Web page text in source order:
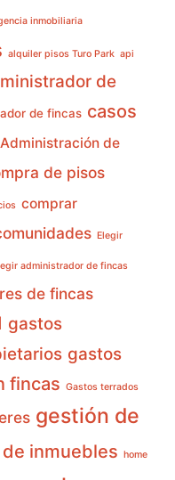
inmobiliaria
alquiler pisos Turo Park api
de
de fincas casos
de
de pisos
comprar
Elegir
administrador de fincas
de fincas
gastos
gastos
fincas Gastos terrados
gestión de
inmuebles home